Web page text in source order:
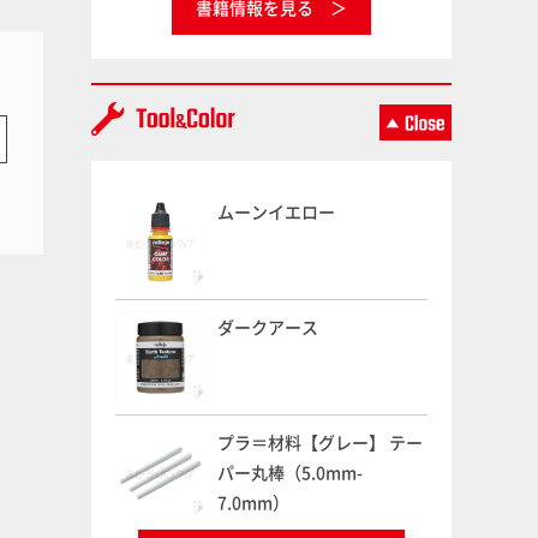
書籍情報を見る
ムーンイエロー
ダークアース
プラ＝材料【グレー】 テー
パー丸棒（5.0mm-
7.0mm）